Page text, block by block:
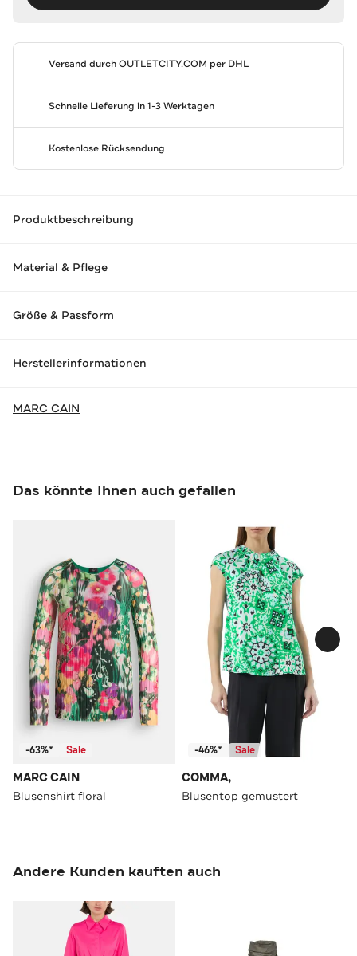
Versand durchOUTLETCITY.COM per DHL
Schnelle Lieferung in 1-3 Werktagen
Kostenlose Rücksendung
Produktbeschreibung
Material & Pflege
Größe & Passform
Herstellerinformationen
MARC CAIN
Das könnte Ihnen auch gefallen
-63%* Sale
MARC CAIN
Blusenshirt floral
-46%* Sale
COMMA,
Blusentop gemustert
Andere Kunden kauften auch